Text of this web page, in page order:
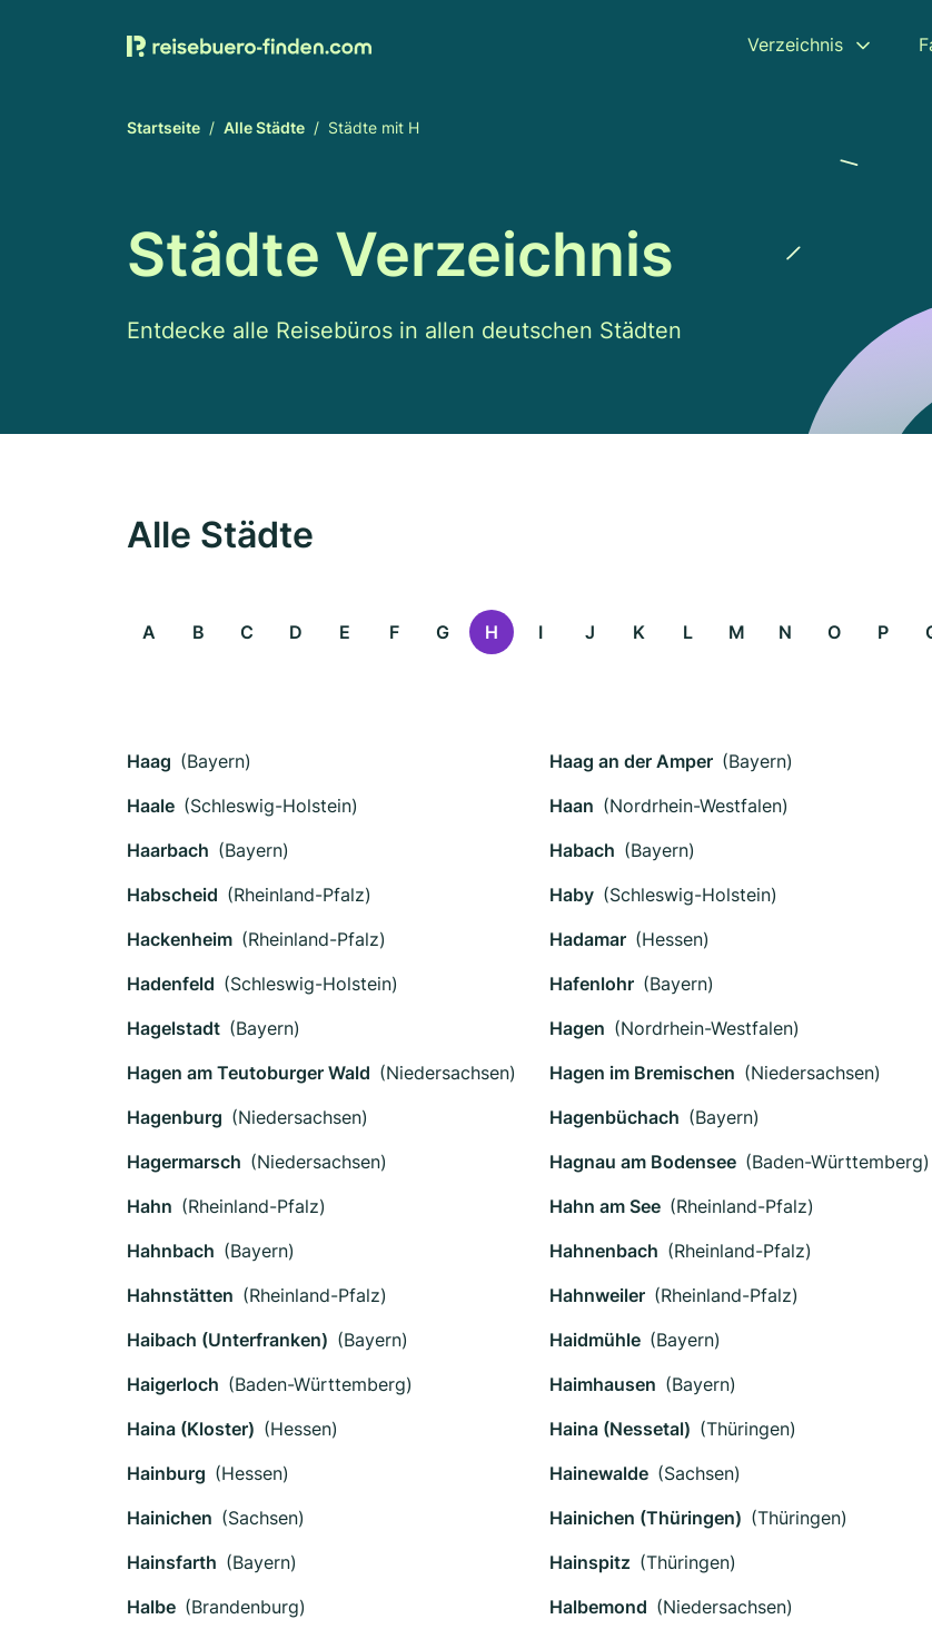
Verzeichnis
Startseite Alle Städte Städte mit H
Städte Verzeichnis
Entdecke alle Reisebüros in allen deutschen Städten
Alle Städte
A B C D E F G H I J K L M N O P
Haag (Bayern) Haag an der Amper (Bayern)
Haale (Schleswig-Holstein) Haan (Nordrhein-Westfalen)
Haarbach (Bayern) Habach (Bayern)
Habscheid (Rheinland-Pfalz) Haby (Schleswig-Holstein)
Hackenheim (Rheinland-Pfalz) Hadamar (Hessen)
Hadenfeld (Schleswig-Holstein) Hafenlohr (Bayern)
Hagelstadt (Bayern) Hagen (Nordrhein-Westfalen)
Hagen am Teutoburger Wald (Niedersachsen) Hagen im Bremischen (Niedersachsen)
Hagenburg (Niedersachsen) Hagenbüchach (Bayern)
Hagermarsch (Niedersachsen) Hagnau am Bodensee (Baden-Württemberg)
Hahn (Rheinland-Pfalz) Hahn am See (Rheinland-Pfalz)
Hahnbach (Bayern) Hahnenbach (Rheinland-Pfalz)
Hahnstätten (Rheinland-Pfalz) Hahnweiler (Rheinland-Pfalz)
Haibach (Unterfranken) (Bayern) Haidmühle (Bayern)
Haigerloch (Baden-Württemberg) Haimhausen (Bayern)
Haina (Kloster) (Hessen) Haina (Nessetal) (Thüringen)
Hainburg (Hessen) Hainewalde (Sachsen)
Hainichen (Sachsen) Hainichen (Thüringen) (Thüringen)
Hainsfarth (Bayern) Hainspitz (Thüringen)
Halbe (Brandenburg) Halbemond (Niedersachsen)